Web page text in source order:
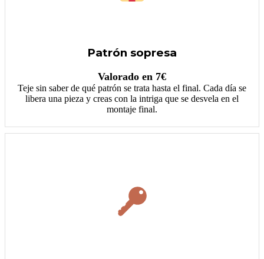
Patrón sopresa
Valorado en 7€
Teje sin saber de qué patrón se trata hasta el final. Cada día se
libera una pieza y creas con la intriga que se desvela en el
montaje final.